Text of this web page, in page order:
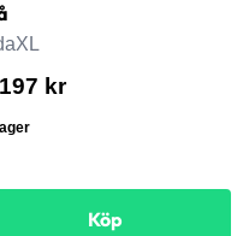
kr
lager
Köp